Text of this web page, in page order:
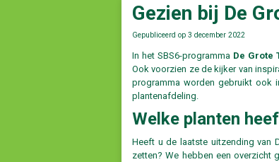
Gezien bij De
Gepubliceerd op 3 december 2022
In het SBS6-programma De Grote
Ook voorzien ze de kijker van
programma worden gebruikt ook
plantenafdeling.
Welke planten
Heeft u de laatste uitzending van
zetten? We hebben een overzicht